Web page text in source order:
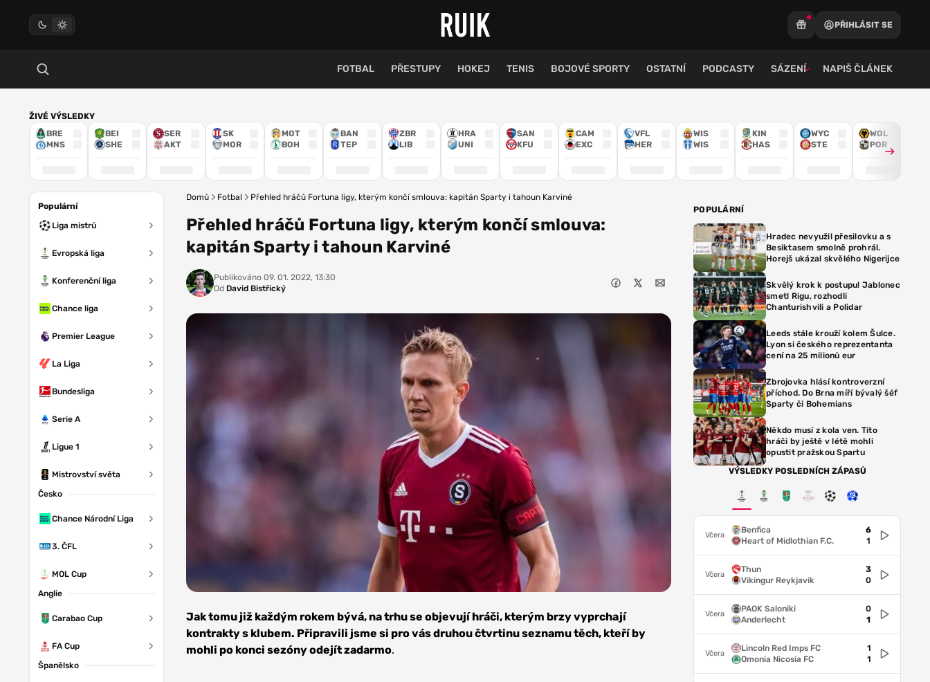
PŘIHLÁSIT SE
FOTBAL PŘESTUPY HOKEJ TENIS BOJOVÉ SPORTY OSTATNÍ PODCASTY SÁZENÍ NAPIŠ ČLÁNEK
ŽIVÉ VÝSLEDKY
BRE
MNS
BEI
SHE
SER
AKT
SK
MOR
MOT
BOH
BAN
TEP
ZBR
LIB
HRA
UNI
SAN
KFU
CAM
EXC
VFL
HER
WIS
WIS
KIN
HAS
WYC
STE
WOL
POR
Populární
Liga mistrů
Evropská liga
Konferenční liga
Chance liga
Premier League
La Liga
Bundesliga
Serie A
Ligue 1
Mistrovství světa
Česko
Chance Národní Liga
3. ČFL
MOL Cup
Anglie
Carabao Cup
FA Cup
Španělsko
Domů Fotbal Přehled hráčů Fortuna ligy, kterým končí smlouva: kapitán Sparty i tahoun Karviné
Přehled hráčů Fortuna ligy, kterým končí smlouva:
kapitán Sparty i tahoun Karviné
Publikováno 09. 01. 2022, 13:30
Od David Bistřický
Sparta Praha
Jak tomu již každým rokem bývá, na trhu se objevují hráči, kterým brzy vyprchají
kontrakty s klubem. Připravili jsme si pro vás druhou čtvrtinu seznamu těch, kteří by
mohli po konci sezóny odejít zadarmo.
POPULÁRNÍ
Hradec nevyužil přesilovku a s
Besiktasem smolně prohrál.
Horejš ukázal skvělého Nigerijce
Skvělý krok k postupu! Jablonec
smetl Rigu, rozhodli
Chanturishvili a Polidar
Leeds stále krouží kolem Šulce.
Lyon si českého reprezentanta
cení na 25 milionů eur
Zbrojovka hlásí kontroverzní
příchod. Do Brna míří bývalý šéf
Sparty či Bohemians
Někdo musí z kola ven. Tito
hráči by ještě v létě mohli
opustit pražskou Spartu
VÝSLEDKY POSLEDNÍCH ZÁPASŮ
Včera
Benfica
Heart of Midlothian F.C.
6
1
Včera
Thun
Vikingur Reykjavik
3
0
Včera
PAOK Saloniki
Anderlecht
0
1
Včera
Lincoln Red Imps FC
Omonia Nicosia FC
1
1